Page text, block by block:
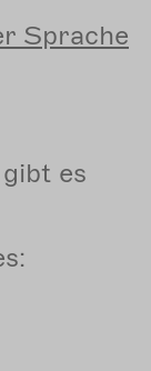
Sprache
es